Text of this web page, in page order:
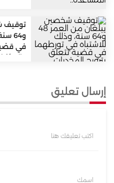
في
إرسال تعليق
اكتب تعليقك هنا
اسمك